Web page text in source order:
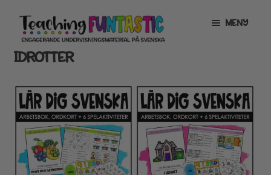
Hoppa
till
navigering
Gå
till
innehåll
MENY
INFO
MITT KONTO
GRATISMATERIAL
EXPANDERA
UNDERMENY
BUTIK
IDROTTER